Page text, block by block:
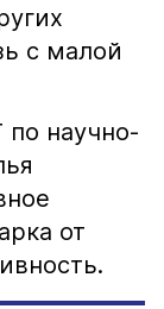
с малой
научно-
от